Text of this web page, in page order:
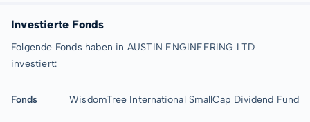
Investierte Fonds
Folgende Fonds haben in AUSTIN ENGINEERING LTD
investiert:
Fonds WisdomTree International SmallCap Dividend Fund